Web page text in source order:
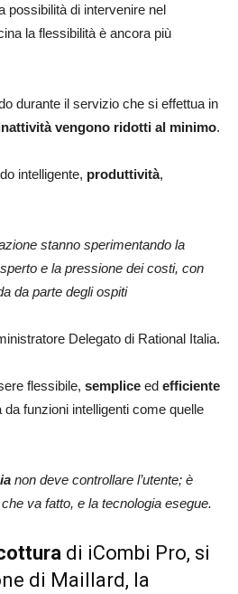
possibilità di intervenire nel
la flessibilità è ancora più
durante il servizio che si effettua in
vengono ridotti al minimo.
intelligente, produttività,
stanno sperimentando la
e la pressione dei costi, con
da parte degli ospiti
Delegato di Rational Italia.
flessibile, semplice ed efficiente
funzioni intelligenti come quelle
non deve controllare l’utente; è
va fatto, e la tecnologia esegue.
di iCombi Pro, si
di Maillard, la